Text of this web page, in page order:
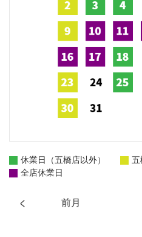
前月
休業日（五橋店以外）
五
全店休業日